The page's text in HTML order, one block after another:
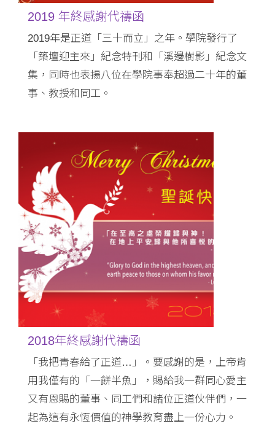
2019 年終感謝代禱函
2019年是正道「三十而立」之年。學院發行了
「築壇迎主來」紀念特刊和「溪邊樹影」紀念文
集，同時也表揚八位在學院事奉超過二十年的董
事、教授和同工。
2018年終感謝代禱函
「我把青春給了正道…」。要感謝的是，上帝肯
用我僅有的「一餅半魚」，賜給我一群同心愛主
又有恩賜的董事、同工們和諸位正道伙伴們，一
起為這有永恆價值的神學教育盡上一份心力。